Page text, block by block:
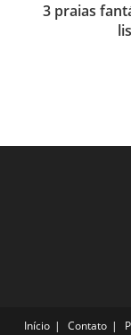
3 praias
Início Contato